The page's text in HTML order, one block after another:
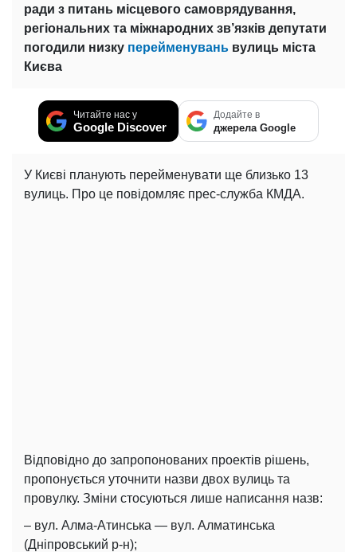
ради з питань місцевого самоврядування,
регіональних та міжнародних зв’язків депутати
погодили низку перейменувань вулиць міста
Києва
Читайте нас у
Google Discover
Додайте в
джерела Google
У Києві планують перейменувати ще близько 13
вулиць. Про це повідомляє прес-служба КМДА.
Відповідно до запропонованих проектів рішень,
пропонується уточнити назви двох вулиць та
провулку. Зміни стосуються лише написання назв:
– вул. Алма-Атинська — вул. Алматинська
(Дніпровський р-н);